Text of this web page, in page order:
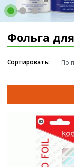
Фольга
Сортировать: